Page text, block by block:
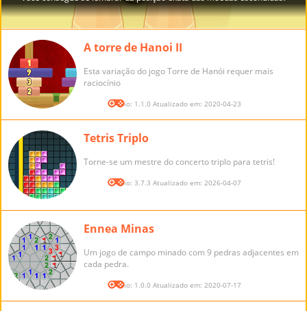
A torre de Hanoi II
Esta variação do jogo Torre de Hanói requer mais
raciocínio
Versão: 1.1.0 Atualizado em: 2020-04-23
Tetris Triplo
Torne-se um mestre do concerto triplo para tetris!
Versão: 3.7.3 Atualizado em: 2026-04-07
Ennea Minas
Um jogo de campo minado com 9 pedras adjacentes em
cada pedra.
Versão: 1.0.0 Atualizado em: 2020-07-17